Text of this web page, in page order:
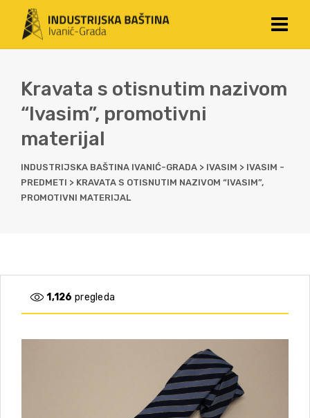
Kravata s otisnutim nazivom
“Ivasim”, promotivni
materijal
INDUSTRIJSKA BAŠTINA IVANIĆ-GRADA > IVASIM > IVASIM -
PREDMETI > KRAVATA S OTISNUTIM NAZIVOM “IVASIM”,
PROMOTIVNI MATERIJAL
1,126 pregleda